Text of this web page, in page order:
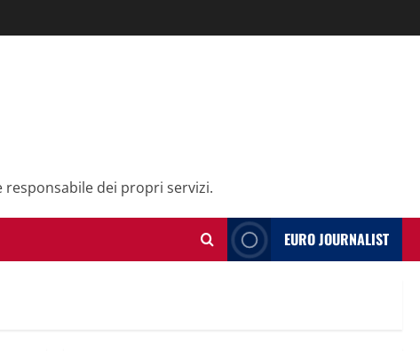
responsabile dei propri servizi.
EURO JOURNALIST